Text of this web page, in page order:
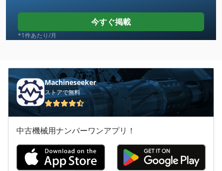
Claas Axos 340 C
Claas Celtis 446 Rx
Claas Lexion 420
Claas Lexion 440
Claas Lexion 450
Claas Lexion 460
Claas Lexion 540
今すぐ掲載
*1件あたり/月
Machineseeker
ストアで無料
中古機械用ナンバーワンアプリ！